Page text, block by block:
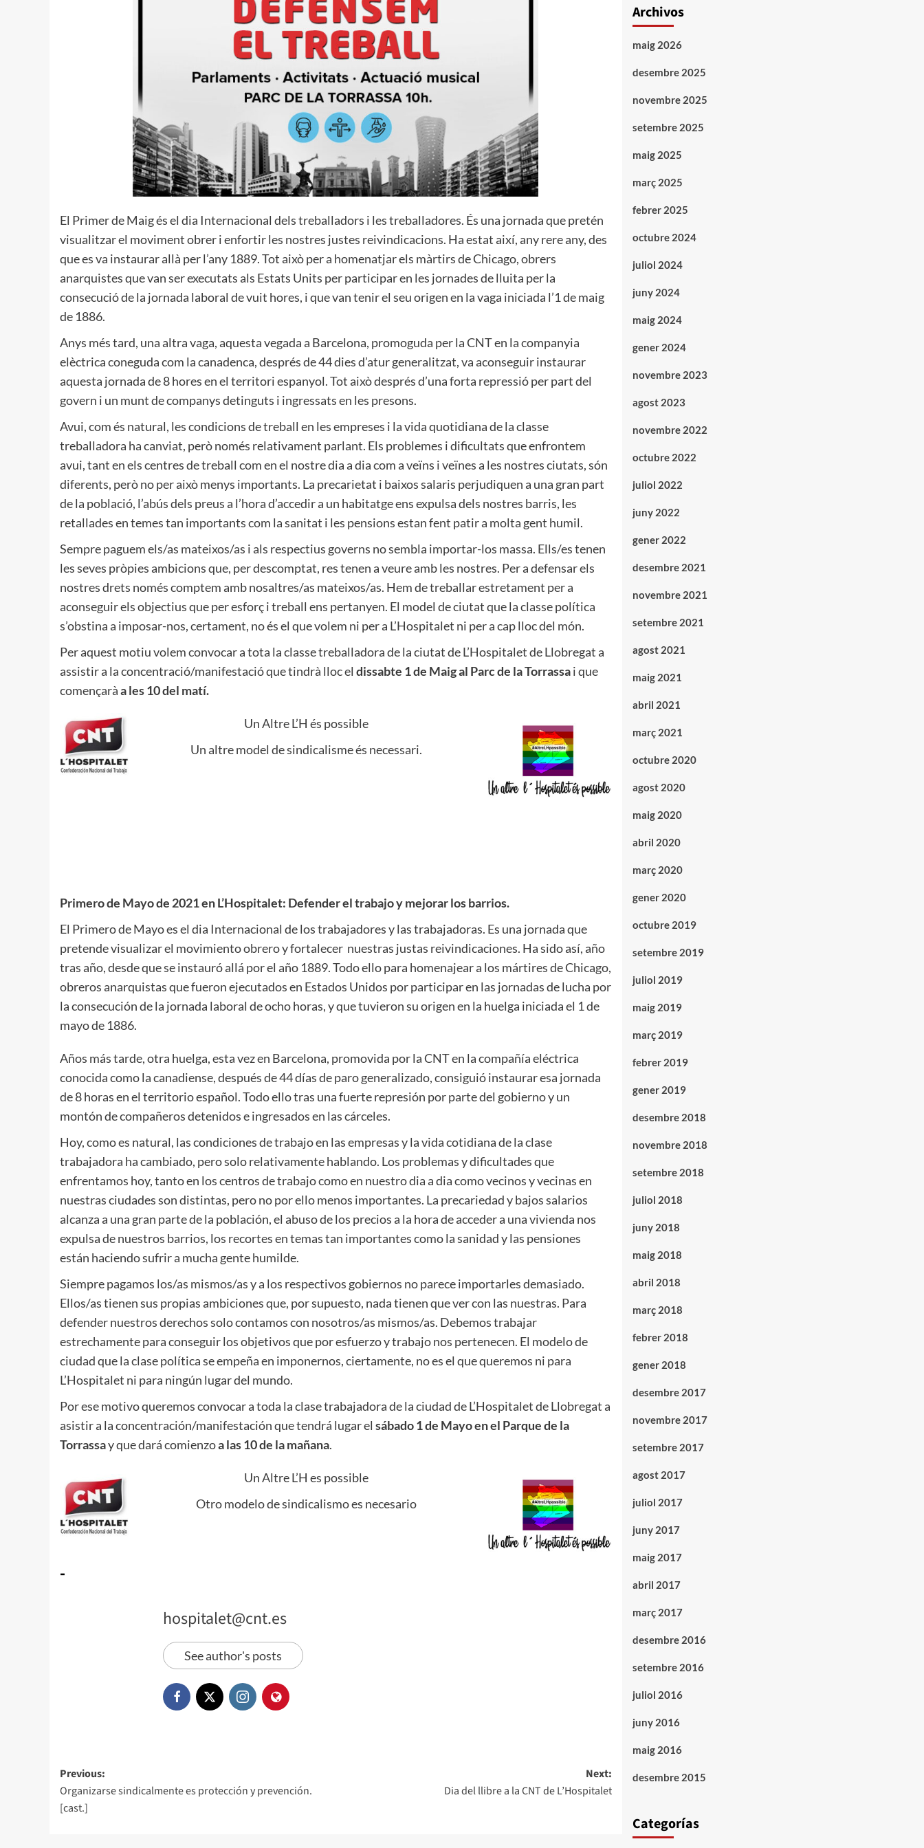
El Primer de Maig és el dia Internacional dels treballadors i les treballadores. És una jornada que pretén
visualitzar el moviment obrer i enfortir les nostres justes reivindicacions. Ha estat així, any rere any, des
que es va instaurar allà per l’any 1889. Tot això per a homenatjar els màrtirs de Chicago, obrers
anarquistes que van ser executats als Estats Units per participar en les jornades de lluita per la
consecució de la jornada laboral de vuit hores, i que van tenir el seu origen en la vaga iniciada l’1 de maig
de 1886.
Anys més tard, una altra vaga, aquesta vegada a Barcelona, promoguda per la CNT en la companyia
elèctrica coneguda com la canadenca, després de 44 dies d’atur generalitzat, va aconseguir instaurar
aquesta jornada de 8 hores en el territori espanyol. Tot això després d’una forta repressió per part del
govern i un munt de companys detinguts i ingressats en les presons.
Avui, com és natural, les condicions de treball en les empreses i la vida quotidiana de la classe
treballadora ha canviat, però només relativament parlant. Els problemes i dificultats que enfrontem
avui, tant en els centres de treball com en el nostre dia a dia com a veïns i veïnes a les nostres ciutats, són
diferents, però no per això menys importants. La precarietat i baixos salaris perjudiquen a una gran part
de la població, l’abús dels preus a l’hora d’accedir a un habitatge ens expulsa dels nostres barris, les
retallades en temes tan importants com la sanitat i les pensions estan fent patir a molta gent humil.
Sempre paguem els/as mateixos/as i als respectius governs no sembla importar-los massa. Ells/es tenen
les seves pròpies ambicions que, per descomptat, res tenen a veure amb les nostres. Per a defensar els
nostres drets només comptem amb nosaltres/as mateixos/as. Hem de treballar estretament per a
aconseguir els objectius que per esforç i treball ens pertanyen. El model de ciutat que la classe política
s’obstina a imposar-nos, certament, no és el que volem ni per a L’Hospitalet ni per a cap lloc del món.
Per aquest motiu volem convocar a tota la classe treballadora de la ciutat de L’Hospitalet de Llobregat a
assistir a la concentració/manifestació que tindrà lloc el dissabte 1 de Maig al Parc de la Torrassai que
començaràa les 10 del matí.
Un Altre L’H és possible
Un altre model de sindicalisme és necessari.
Primero de Mayo de 2021 en L’Hospitalet: Defender el trabajo y mejorar los barrios.
El Primero de Mayo es el dia Internacional de los trabajadores y las trabajadoras. Es una jornada que
pretende visualizar el movimiento obrero y fortalecer nuestras justas reivindicaciones. Ha sido así, año
tras año, desde que se instauró allá por el año 1889. Todo ello para homenajear a los mártires de Chicago,
obreros anarquistas que fueron ejecutados en Estados Unidos por participar en las jornadas de lucha por
la consecución de la jornada laboral de ocho horas, y que tuvieron su origen en la huelga iniciada el 1 de
mayo de 1886.
Años más tarde, otra huelga, esta vez en Barcelona, promovida por la CNT en la compañía eléctrica
conocida como la canadiense, después de 44 días de paro generalizado, consiguió instaurar esa jornada
de 8 horas en el territorio español. Todo ello tras una fuerte represión por parte del gobierno y un
montón de compañeros detenidos e ingresados en las cárceles.
Hoy, como es natural, las condiciones de trabajo en las empresas y la vida cotidiana de la clase
trabajadora ha cambiado, pero solo relativamente hablando. Los problemas y dificultades que
enfrentamos hoy, tanto en los centros de trabajo como en nuestro dia a dia como vecinos y vecinas en
nuestras ciudades son distintas, pero no por ello menos importantes. La precariedad y bajos salarios
alcanza a una gran parte de la población, el abuso de los precios a la hora de acceder a una vivienda nos
expulsa de nuestros barrios, los recortes en temas tan importantes como la sanidad y las pensiones
están haciendo sufrir a mucha gente humilde.
Siempre pagamos los/as mismos/as y a los respectivos gobiernos no parece importarles demasiado.
Ellos/as tienen sus propias ambiciones que, por supuesto, nada tienen que ver con las nuestras. Para
defender nuestros derechos solo contamos con nosotros/as mismos/as. Debemos trabajar
estrechamente para conseguir los objetivos que por esfuerzo y trabajo nos pertenecen. El modelo de
ciudad que la clase política se empeña en imponernos, ciertamente, no es el que queremos ni para
L’Hospitalet ni para ningún lugar del mundo.
Por ese motivo queremos convocar a toda la clase trabajadora de la ciudad de L’Hospitalet de Llobregat a
asistir a la concentración/manifestación que tendrá lugar el sábado 1 de Mayo en el Parque de la
Torrassay que dará comienzoa las 10 de la mañana.
Un Altre L’H es possible
Otro modelo de sindicalismo es necesario
-
hospitalet@cnt.es
See author's posts
Previous:
Organizarse sindicalmente es protección y prevención.
[cast.]
Next:
Dia del llibre a la CNT de L’Hospitalet
Archivos
maig 2026
desembre 2025
novembre 2025
setembre 2025
maig 2025
març 2025
febrer 2025
octubre 2024
juliol 2024
juny 2024
maig 2024
gener 2024
novembre 2023
agost 2023
novembre 2022
octubre 2022
juliol 2022
juny 2022
gener 2022
desembre 2021
novembre 2021
setembre 2021
agost 2021
maig 2021
abril 2021
març 2021
octubre 2020
agost 2020
maig 2020
abril 2020
març 2020
gener 2020
octubre 2019
setembre 2019
juliol 2019
maig 2019
març 2019
febrer 2019
gener 2019
desembre 2018
novembre 2018
setembre 2018
juliol 2018
juny 2018
maig 2018
abril 2018
març 2018
febrer 2018
gener 2018
desembre 2017
novembre 2017
setembre 2017
agost 2017
juliol 2017
juny 2017
maig 2017
abril 2017
març 2017
desembre 2016
setembre 2016
juliol 2016
juny 2016
maig 2016
desembre 2015
Categorías